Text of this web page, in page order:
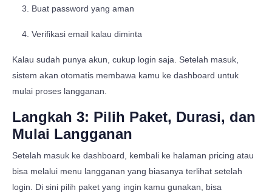
Buat password yang aman
Verifikasi email kalau diminta
Kalau sudah punya akun, cukup login saja. Setelah masuk,
sistem akan otomatis membawa kamu ke dashboard untuk
mulai proses langganan.
Langkah 3: Pilih Paket, Durasi, dan
Mulai Langganan
Setelah masuk ke dashboard, kembali ke halaman pricing atau
bisa melalui menu langganan yang biasanya terlihat setelah
login. Di sini pilih paket yang ingin kamu gunakan, bisa